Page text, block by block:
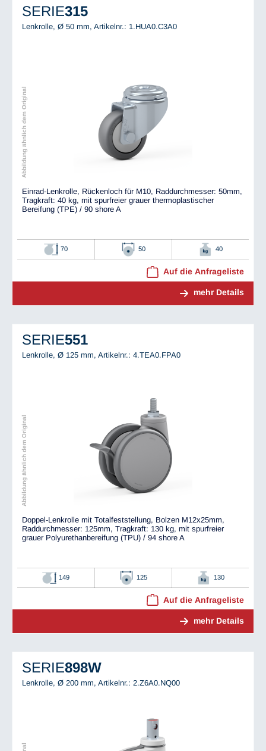
SERIE315
Lenkrolle, Ø 50 mm, Artikelnr.: 1.HUA0.C3A0
Abbildung ähnlich dem Original
Einrad-Lenkrolle, Rückenloch für M10, Raddurchmesser: 50mm,
Tragkraft: 40 kg, mit spurfreier grauer thermoplastischer
Bereifung (TPE) / 90 shore A
70 50 40
Auf die Anfrageliste
mehr Details
SERIE551
Lenkrolle, Ø 125 mm, Artikelnr.: 4.TEA0.FPA0
Abbildung ähnlich dem Original
Doppel-Lenkrolle mit Totalfeststellung, Bolzen M12x25mm,
Raddurchmesser: 125mm, Tragkraft: 130 kg, mit spurfreier
grauer Polyurethanbereifung (TPU) / 94 shore A
149 125 130
Auf die Anfrageliste
mehr Details
SERIE898W
Lenkrolle, Ø 200 mm, Artikelnr.: 2.Z6A0.NQ00